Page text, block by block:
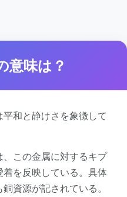
意味は？
和と静けさを象徴して
この金属に対するキプ
着を反映している。具体
資源が記されている。